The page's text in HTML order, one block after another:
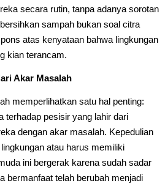
secara rutin, tanpa adanya sorotan
sampah bukan soal citra
atas kenyataan bahwa lingkungan
kian terancam.
Akar Masalah
memperlihatkan satu hal penting:
terhadap pesisir yang lahir dari
dengan akar masalah. Kepedulian
atau harus memiliki
ini bergerak karena sudah sadar
bermanfaat telah berubah menjadi